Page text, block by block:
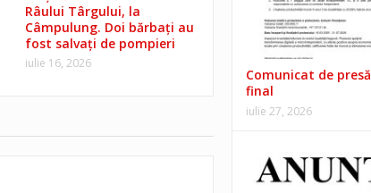
Râului Târgului, la
Câmpulung. Doi bărbați au
fost salvați de pompieri
iulie 16, 2026
Comunicat de presă
final
iulie 27, 2026